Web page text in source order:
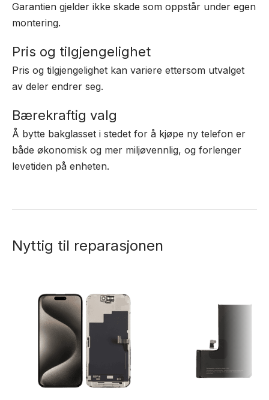
Garantien gjelder ikke skade som oppstår under egen
montering.
Pris og tilgjengelighet
Pris og tilgjengelighet kan variere ettersom utvalget
av deler endrer seg.
Bærekraftig valg
Å bytte bakglasset i stedet for å kjøpe ny telefon er
både økonomisk og mer miljøvennlig, og forlenger
levetiden på enheten.
Nyttig til reparasjonen